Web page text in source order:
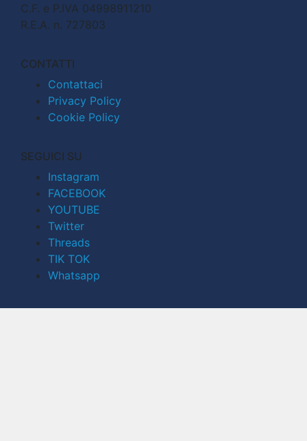
C.F. e P.IVA 04998911210
R.E.A. n. 727803
CONTATTI
Contattaci
Privacy Policy
Cookie Policy
SEGUICI SU
Instagram
FACEBOOK
YOUTUBE
Twitter
Threads
TIK TOK
Whatsapp